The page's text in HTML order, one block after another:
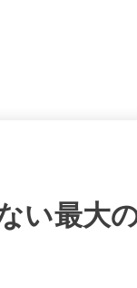
い最大